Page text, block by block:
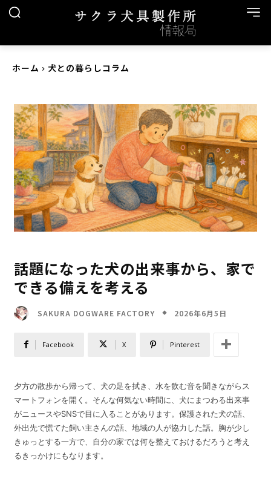
ホーム 犬との暮らしコラム
話題になった犬の出来事から、家で
できる備えを考える
SAKURA DOGWARE FACTORY 2026年6月5日
Facebook X Pinterest
夕方の散歩から帰って、犬の足を拭き、水を飲む音を聞きながらス
マートフォンを開く。そんな何気ない時間に、犬にまつわる出来事
がニュースやSNSで目に入ることがあります。保護された犬の話、
外出先で慌てた飼い主さんの話、地域の人が協力した話。胸が少し
きゅっとする一方で、自分の家では何を整えておけるだろうと考え
るきっかけにもなります。